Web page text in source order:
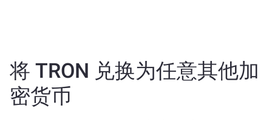
将 TRON 兑换为任意其他加
密货币